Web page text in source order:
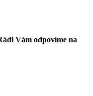
Vám odpovíme na